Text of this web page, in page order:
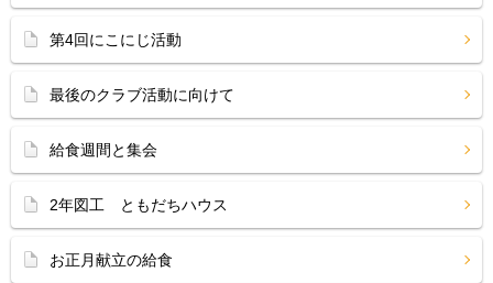
第4回にこにじ活動
最後のクラブ活動に向けて
給食週間と集会
2年図工 ともだちハウス
お正月献立の給食